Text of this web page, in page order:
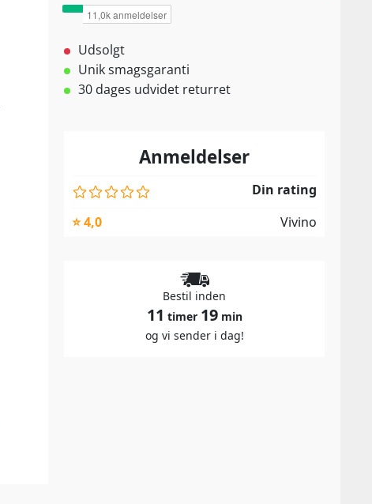
Udsolgt
Unik smagsgaranti
30 dages udvidet returret
Anmeldelser
Din rating
⭐ 4,0
Vivino
Bestil inden
11 timer 19min
og vi sender i dag!